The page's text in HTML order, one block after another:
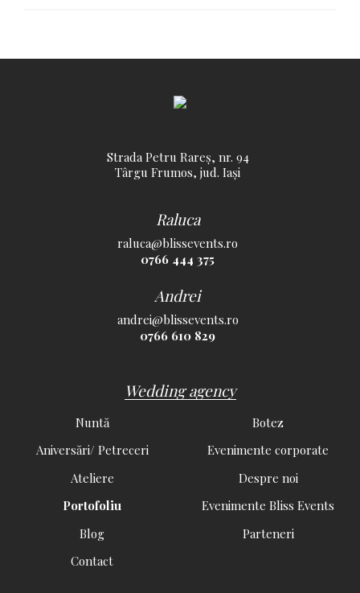
Strada Petru Rareș, nr. 94
Târgu Frumos, jud. Iași
Raluca
raluca@blissevents.ro
0766 444 375
Andrei
andrei@blissevents.ro
0766 610 829
Wedding agency
Nuntă
Botez
Aniversări/ Petreceri
Evenimente corporate
Ateliere
Despre noi
Portofoliu
Evenimente Bliss Events
Blog
Parteneri
Contact